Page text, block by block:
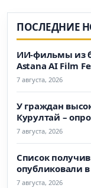
ПОСЛЕДНИЕ
ИИ-фильмы из
Astana AI Film
7 августа, 2026
У граждан
Курултай –
7 августа, 2026
Список
опубликовали в
7 августа, 2026